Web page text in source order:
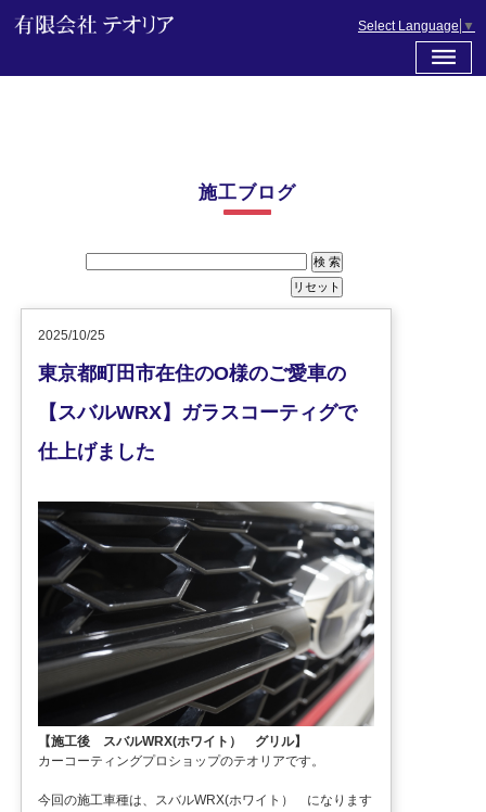
Select Language ▼
施工ブログ
2025/10/25
東京都町田市在住のO様のご愛車の
【スバルWRX】ガラスコーティグで
仕上げました
【施工後 スバルWRX(ホワイト） グリル】
カーコーティングプロショップのテオリアです。
今回の施工車種は、スバルWRX(ホワイト） になります